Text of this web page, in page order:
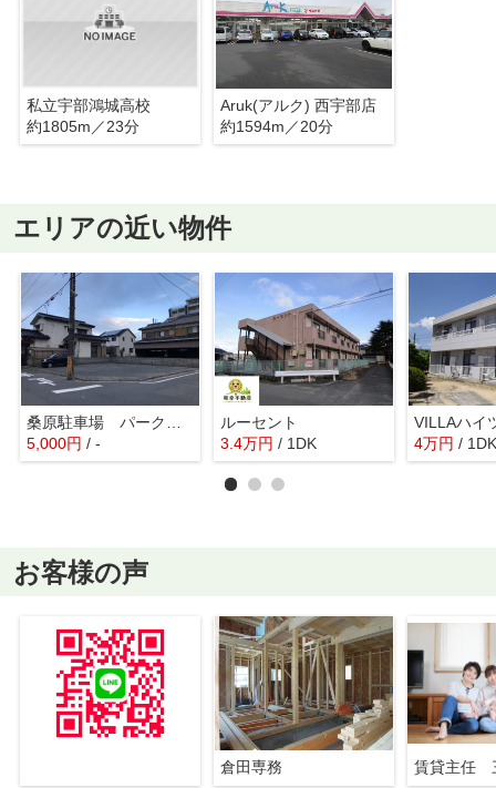
私立宇部鴻城高校
約1805m／23分
Aruk(アルク) 西宇部店
約1594m／20分
エリアの近い物件
桑原駐車場 パークサイドコート前
5,000円 / -
ルーセント
3.4万円 / 1DK
VILLAハイ
4万円 / 1DK
お客様の声
倉田専務 賃貸主任